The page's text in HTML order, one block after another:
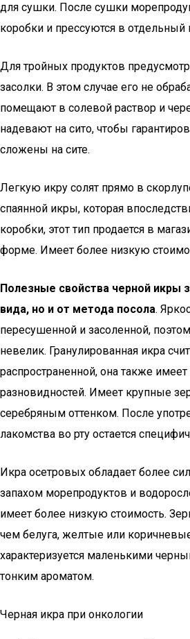
для сушки. После сушки
коробки и прессуются в отдельный
Для тройных продуктов
засолки. В этом случае его не
помещают в солевой раствор и
надевают на сито, чтобы
сложены на сите.
Легкую икру солят прямо в
спаянной икры, которая
коробки, этот тип продается в
форме. Имеет более низкую
Полезные свойства черной икры
вида, но и от метода посола.
пересушенной и засоленной,
невелик. Гранулированная икра
распространенной, она также
разновидностей. Имеет крупные
серебряным оттенком. После
лакомства во рту остается
Икра осетровых обладает более
запахом морепродуктов и
имеет более низкую стоимость.
чем белуга, желтые или
характеризуется маленькими
тонким ароматом.
Черная икра при онкологии